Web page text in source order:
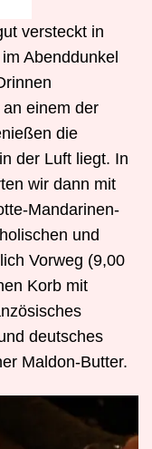
versteckt in
Abenddunkel
einem der
die
der Luft liegt. In
wir dann mit
Mandarinen-
und
Vorweg (9,00
Korb mit
deutsches
Maldon-Butter.